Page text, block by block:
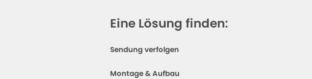
Eine Lösung finden:
Sendung verfolgen
Montage & Aufbau